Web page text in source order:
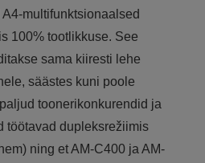
multifunktsionaalsed
100% tootlikkuse. See
sama kiiresti lehe
säästes kuni poole
toonerikonkurendid ja
töötavad dupleksrežiimis
ning et AM-C400 ja AM-